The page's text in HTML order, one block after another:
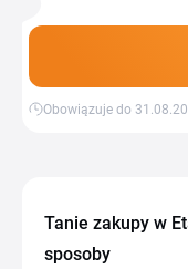
Przy
za
Obowiązuje do
Tanie zakupy w
sposoby